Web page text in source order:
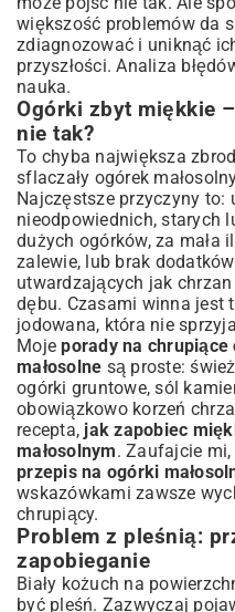
większość problemów da
zdiagnozować i uniknąć
przyszłości. Analiza
nauka.
Ogórki zbyt miękkie
nie tak?
To chyba największa
sflaczały ogórek
Najczęstsze przyczyny to:
nieodpowiednich, starych
dużych ogórków, za mała
zalewie, lub brak dodatków
utwardzających jak
dębu. Czasami winna jest
jodowana, która nie
Mojeporady na chrupiące
małosolne są proste:
ogórki gruntowe, sól
obowiązkowo korzeń
recepta, jak zapobiec
małosolnym. Zaufajcie mi,
przepis na ogórki
wskazówkami zawsze
chrupiący.
Problem z pleśnią:
zapobieganie
Biały kożuch na
być pleśń. Zazwyczaj